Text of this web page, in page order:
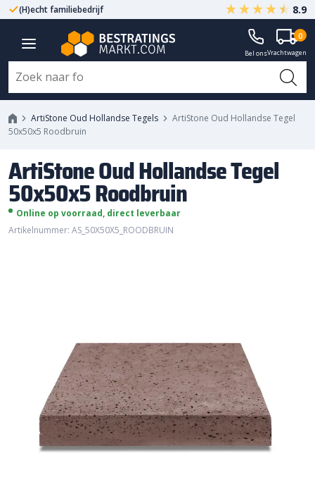
(H)echt familiebedrijf Gegarandeerd A-kwaliteit
8.9
Bel onsVrachtwagen
0
ArtiStone Oud Hollandse Tegels
ArtiStone Oud Hollandse Tegel
50x50x5 Roodbruin
ArtiStone Oud Hollandse Tegel
50x50x5 Roodbruin
Online op voorraad, direct leverbaar
Artikelnummer: AS_50X50X5_ROODBRUIN
ArtiStone Oud Hollandse Tegel
50x50x5 Roodbruin